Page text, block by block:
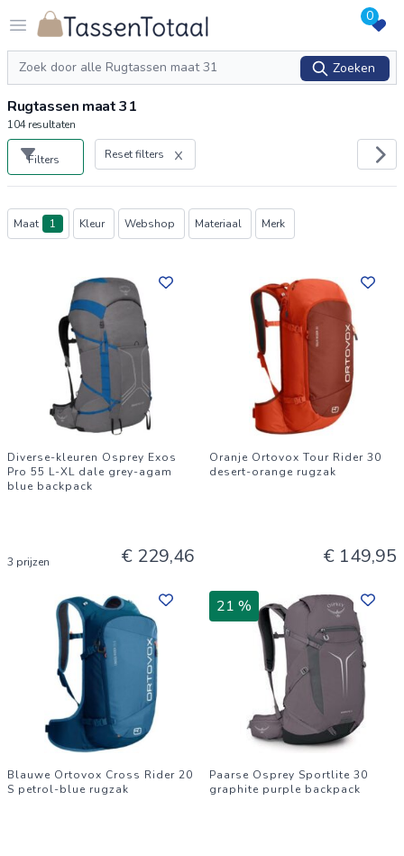
Open menu
Logo Tassentotaal.nl 0
Zoeken
Zoeken
Rugtassen maat 31
104resultaten
Filters Reset filters
Producten
Maat 1 Kleur Webshop Materiaal Merk
Diverse-kleuren Osprey Exos
Pro 55 L-XL dale grey-agam
blue backpack
3 prijzen € 229,46
Oranje Ortovox Tour Rider 30
desert-orange rugzak
€ 149,95
Blauwe Ortovox Cross Rider 20
S petrol-blue rugzak
21 %
Paarse Osprey Sportlite 30
graphite purple backpack